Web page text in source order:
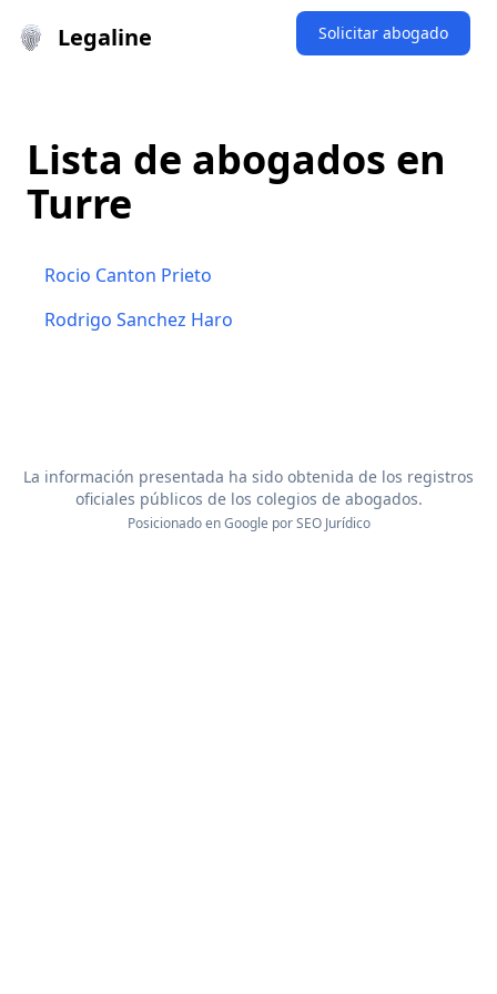
Legaline Solicitar abogado
Lista de abogados en
Turre
Rocio Canton Prieto
Rodrigo Sanchez Haro
La información presentada ha sido obtenida de los registros
oficiales públicos de los colegios de abogados.
Posicionado en Google porSEO Jurídico